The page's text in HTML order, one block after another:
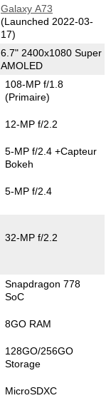
Galaxy A73
(Launched 2022-03-
17)
6.7" 2400x1080 Super
AMOLED
108-MP f/1.8
(Primaire)
12-MP f/2.2
5-MP f/2.4 +Capteur
Bokeh
5-MP f/2.4
32-MP f/2.2
Snapdragon 778
SoC
8GO RAM
128GO/256GO
Storage
MicroSDXC